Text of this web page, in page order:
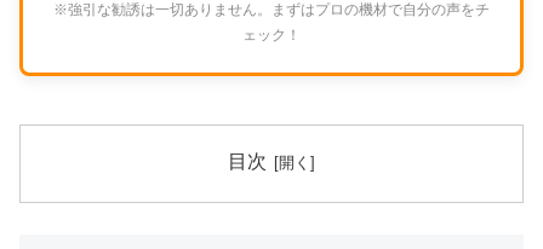
※強引な勧誘は一切ありません。まずはプロの機材で自分の声をチ
ェック！
目次